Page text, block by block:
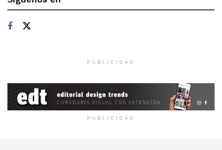
PUBLICIDAD
PUBLICIDAD